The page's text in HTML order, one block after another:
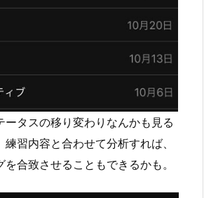
ータスの移り変わりなんかも見る
習内容と合わせて分析すれば、
合致させることもできるかも。